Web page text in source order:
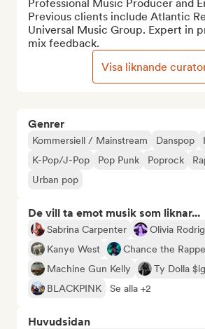
Genrer
Kommersiell / Mainstream Danspop
K-Pop/J-Pop
Pop Punk Poprock
Urban pop
De vill ta emot musik som liknar...
Sabrina Carpenter
Olivia
Kanye West
Chance the
Machine Gun Kelly
Ty Dolla
BLACKPINK
Se alla +2
Huvudsidan
Professional Music Producer and
Previous clients include Atlantic
Universal Music Group. Expert in
mix feedback.
Visa liknande